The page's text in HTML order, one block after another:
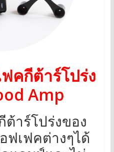
คกีต้าร์โปร่ง
Amp
าร์โปร่งของ
ฟเฟคต่างๆได้